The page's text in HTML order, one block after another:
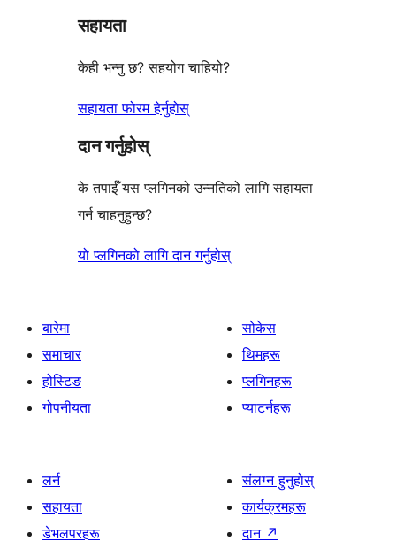
समीक्षाहरू
सहायता
केही भन्नु छ? सहयोग चाहियो?
सहायता फोरम हेर्नुहोस्
दान गर्नुहोस्
के तपाईँ यस प्लगिनको उन्नतिको लागि सहायता
गर्न चाहनुहुन्छ?
यो प्लगिनको लागि दान गर्नुहोस्
बारेमा
समाचार
होस्टिङ
गोपनीयता
सोकेस
थिमहरू
प्लगिनहरू
प्याटर्नहरू
लर्न
सहायता
डेभलपरहरू
संलग्न हुनुहोस्
कार्यक्रमहरू
दान ↗